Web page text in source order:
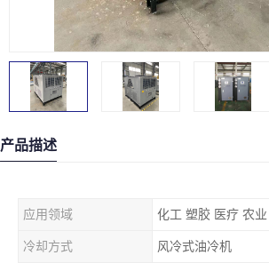
产品描述
应用领域 化工 塑胶 医疗 农
冷却方式 风冷式油冷机